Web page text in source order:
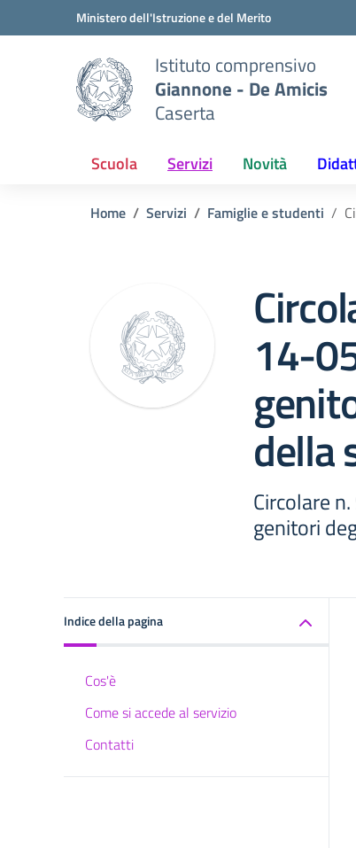
Vai ai contenuti
Vai al menu di navigazioneMinistero dell'Istruzione e del Merito
Istituto comprensivo
Giannone - De Amicis
Caserta
Scuola Servizi Novità
Home Servizi Famiglie e studenti
14-
della
Circolare
genitori
Indice della pagina
Cos'è
Come si accede al servizio
Contatti